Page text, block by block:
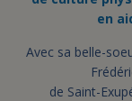
JE DEVIENS
en
Avec sa belle-
de Saint-